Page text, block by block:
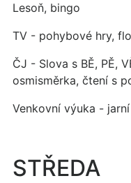
Lesoň, bingo
TV - pohybové hry,
ČJ - Slova s BĚ, PĚ,
osmisměrka, čtení s
Venkovní výuka -
STŘEDA